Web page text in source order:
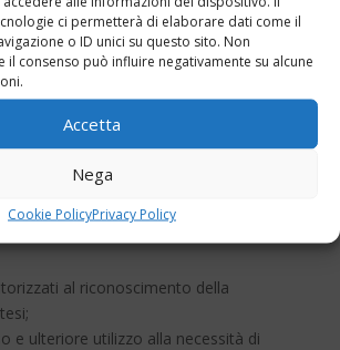
ci permetterà di elaborare dati come il
o ID unici su questo sito. Non
il consenso può influire negativamente su alcune
Accetta
Nega
Cookie PolicyPrivacy Policy
Centrale della Fondazione
la Fondazione Artemio Franchi da
in caso di utilizzo indebito ed
di terzi dell'opera pubblicata.
al riconoscimento della
e ulteriore utilizzo alla necessità di